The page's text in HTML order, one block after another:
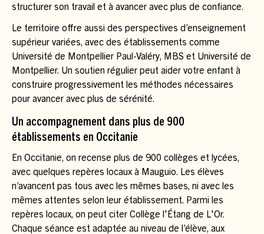
structurer son travail et à avancer avec plus de confiance.
Le territoire offre aussi des perspectives d’enseignement
supérieur variées, avec des établissements comme
Université de Montpellier Paul-Valéry, MBS et Université de
Montpellier. Un soutien régulier peut aider votre enfant à
construire progressivement les méthodes nécessaires
pour avancer avec plus de sérénité.
Un accompagnement dans plus de 900
établissements en Occitanie
En Occitanie, on recense plus de 900 collèges et lycées,
avec quelques repères locaux à Mauguio. Les élèves
n’avancent pas tous avec les mêmes bases, ni avec les
mêmes attentes selon leur établissement. Parmi les
repères locaux, on peut citer Collège l'Étang de L'Or.
Chaque séance est adaptée au niveau de l’élève, aux